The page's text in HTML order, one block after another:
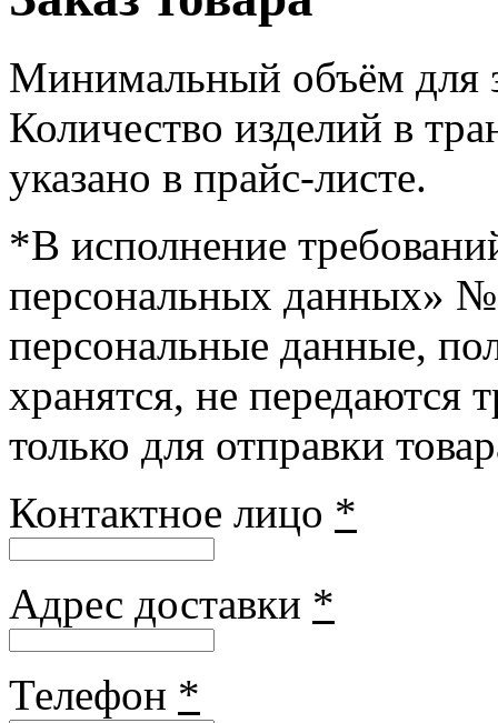
Минимальный объём для
Количество изделий в
указано в прайс-листе.
*В исполнение
персональных данных»
персональные данные,
хранятся, не передаются
только для отправки
Контактное лицо *
Адрес доставки *
Телефон *